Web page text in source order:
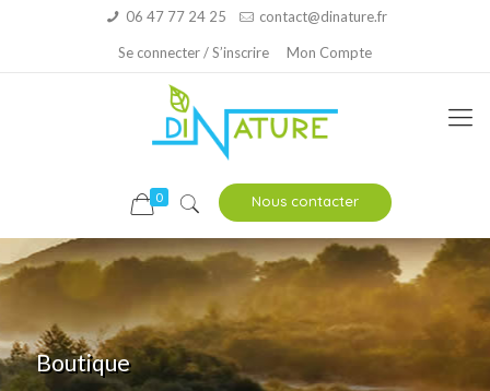
06 47 77 24 25 contact@dinature.fr
Se connecter / S’inscrire Mon Compte
0 Nous contacter
Boutique